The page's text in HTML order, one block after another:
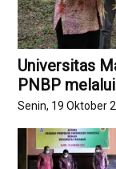
Universitas
PNBP
Senin, 19 Oktober